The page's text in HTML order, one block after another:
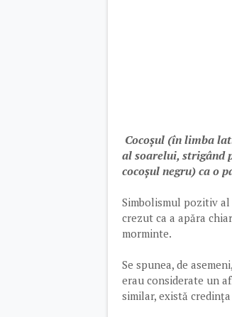
Cocoșul (în limba
al soarelui, strigând
cocoșul negru) ca o
Simbolismul pozitiv al
crezut ca a apăra
morminte.
Se spunea, de
erau considerate un
similar, există